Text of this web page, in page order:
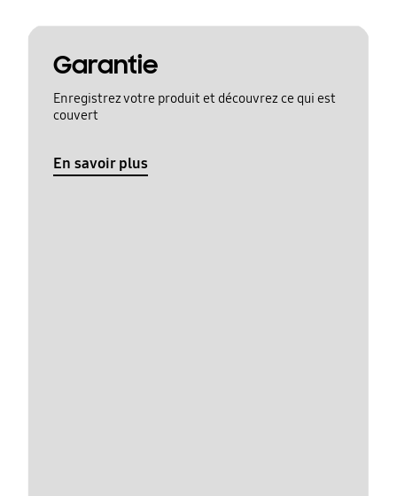
Garantie
Enregistrez votre produit et découvrez ce qui est
couvert
En savoir plus